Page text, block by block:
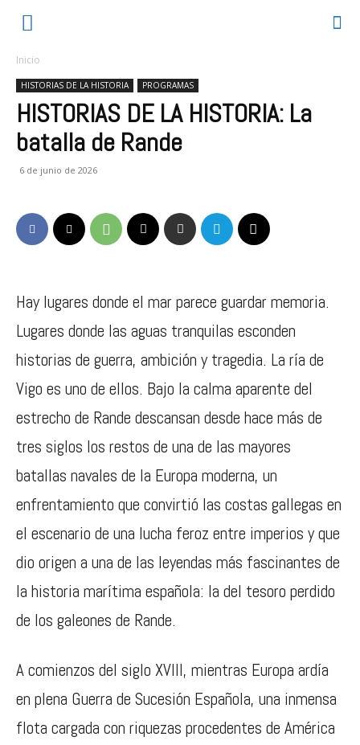
Inicio
HISTORIAS DE LA HISTORIA PROGRAMAS
HISTORIAS DE LA HISTORIA: La
batalla de Rande
6 de junio de 2026
Hay lugares donde el mar parece guardar memoria.
Lugares donde las aguas tranquilas esconden
historias de guerra, ambición y tragedia. La ría de
Vigo es uno de ellos. Bajo la calma aparente del
estrecho de Rande descansan desde hace más de
tres siglos los restos de una de las mayores
batallas navales de la Europa moderna, un
enfrentamiento que convirtió las costas gallegas en
el escenario de una lucha feroz entre imperios y que
dio origen a una de las leyendas más fascinantes de
la historia marítima española: la del tesoro perdido
de los galeones de Rande.
A comienzos del siglo XVIII, mientras Europa ardía
en plena Guerra de Sucesión Española, una inmensa
flota cargada con riquezas procedentes de América